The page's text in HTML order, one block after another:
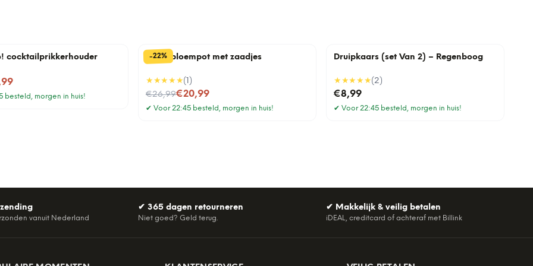
cocktailprikkerhouder
besteld, morgen in huis!
-22%
Lama bloempot met zaadjes
★★★★★( 1 )
€26,99
Nu voor€20,99
✔ Voor 22:45 besteld, morgen in huis!
Druipkaars (set Van 2) – Regenboog
★★★★★(2 )
€8,99
✔ Voor 22:45 besteld, morgen in huis!
vanuit Nederland
✔ 365 dagen retourneren
Niet goed? Geld terug.
✔ Makkelijk & veilig betalen
iDEAL, creditcard of achteraf met Billink